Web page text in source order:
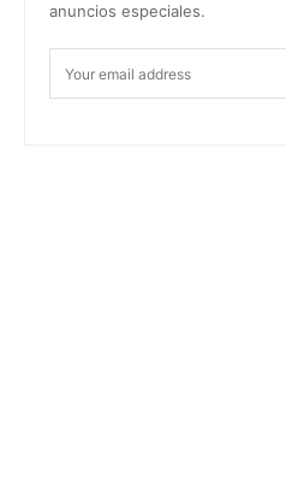
anuncios especiales.